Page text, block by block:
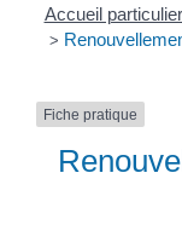
Accueil
>
Fiche pratique